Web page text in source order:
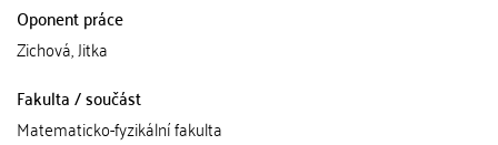
Oponent práce
Zichová, Jitka
Fakulta / součást
Matematicko-fyzikální fakulta